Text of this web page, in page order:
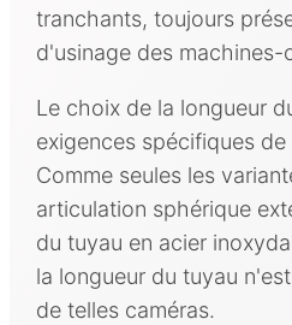
tranchants, toujours
d'usinage des machines-
Le choix de la longueur
exigences spécifiques
Comme seules les
articulation sphérique
du tuyau en acier
la longueur du tuyau
de telles caméras.